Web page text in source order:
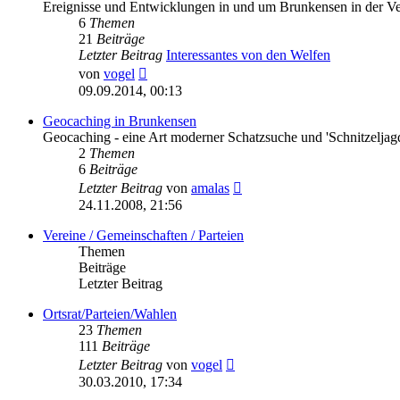
Ereignisse und Entwicklungen in und um Brunkensen in der
6 Themen
21 Beiträge
Letzter Beitrag Interessantes von den Welfen
von vogel
Beitrag
09.09.2014, 00:13
Geocaching in Brunkensen
Geocaching - eine Art moderner Schatzsuche und
2 Themen
6 Beiträge
Letzter Beitrag von amalas
24.11.2008, 21:56
Vereine / Gemeinschaften / Parteien
Themen
Beiträge
Letzter Beitrag
Ortsrat/Parteien/Wahlen
23 Themen
111 Beiträge
Letzter Beitrag von vogel
30.03.2010, 17:34